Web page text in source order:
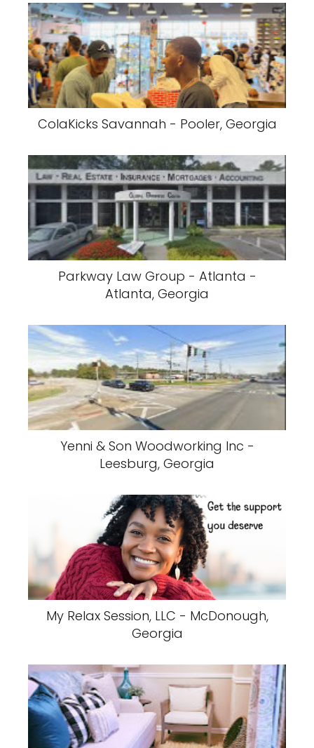
ColaKicks Savannah - Pooler, Georgia
Parkway Law Group - Atlanta -
Atlanta, Georgia
Yenni & Son Woodworking Inc -
Leesburg, Georgia
My Relax Session, LLC - McDonough,
Georgia